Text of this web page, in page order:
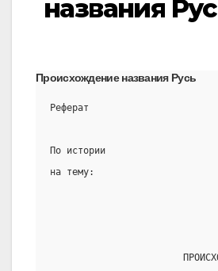
названия
Происхождение названия Русь
Реферат
По истории
на тему: